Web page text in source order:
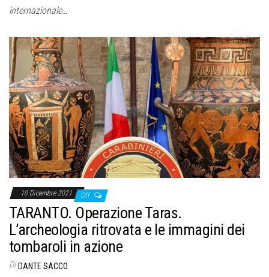
internazionale…
10 Dicembre 2021 Off
TARANTO. Operazione Taras.
L’archeologia ritrovata e le immagini dei
tombaroli in azione
Di DANTE SACCO